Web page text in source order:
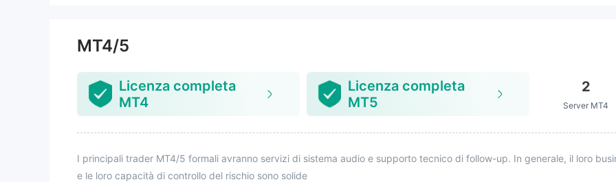
MT4/5
Licenza completa
MT4
Licenza completa
MT5
2
Server MT4
I principali trader MT4/5 formali avranno servizi di sistema audio e supporto tecnico di follow-up. In generale, il loro
e le loro capacità di controllo del rischio sono solide